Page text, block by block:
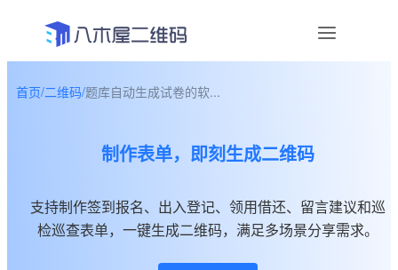
帮助中心
关于我们
首页/二维码/题库自动生成试卷的软...
制作表单，即刻生成二维码
支持制作签到报名、出入登记、领用借还、留言建议和巡
检巡查表单，一键生成二维码，满足多场景分享需求。